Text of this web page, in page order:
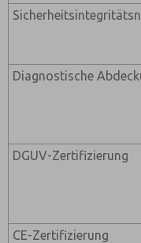
Diagnostische
DGUV-Zertifizierung
CE-Zertifizierung